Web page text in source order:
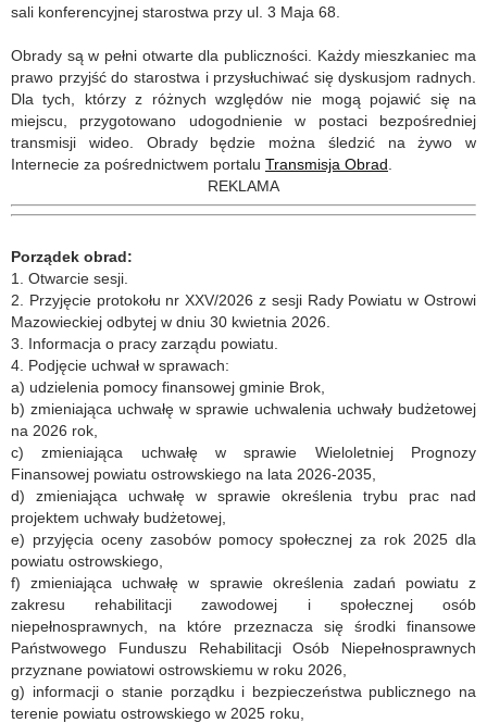
sali konferencyjnej starostwa przy ul. 3 Maja 68.
Obrady są w pełni otwarte dla publiczności. Każdy mieszkaniec ma
prawo przyjść do starostwa i przysłuchiwać się dyskusjom radnych.
Dla tych, którzy z różnych względów nie mogą pojawić się na
miejscu, przygotowano udogodnienie w postaci bezpośredniej
transmisji wideo. Obrady będzie można śledzić na żywo w
Internecie za pośrednictwem portalu Transmisja Obrad
REKLAMA
Porządek obrad:
1. Otwarcie sesji.
2. Przyjęcie protokołu nr XXV/2026 z sesji Rady Powiatu w Ostrowi
Mazowieckiej odbytej w dniu 30 kwietnia 2026.
3. Informacja o pracy zarządu powiatu.
4. Podjęcie uchwał w sprawach:
a) udzielenia pomocy finansowej gminie Brok,
b) zmieniająca uchwałę w sprawie uchwalenia uchwały budżetowej
na 2026 rok,
c) zmieniająca uchwałę w sprawie Wieloletniej Prognozy
Finansowej powiatu ostrowskiego na lata 2026-2035,
d) zmieniająca uchwałę w sprawie określenia trybu prac nad
projektem uchwały budżetowej,
e) przyjęcia oceny zasobów pomocy społecznej za rok 2025 dla
powiatu ostrowskiego,
f) zmieniająca uchwałę w sprawie określenia zadań powiatu z
zakresu rehabilitacji zawodowej i społecznej osób
niepełnosprawnych, na które przeznacza się środki finansowe
Państwowego Funduszu Rehabilitacji Osób Niepełnosprawnych
przyznane powiatowi ostrowskiemu w roku 2026,
g) informacji o stanie porządku i bezpieczeństwa publicznego na
terenie powiatu ostrowskiego w 2025 roku,